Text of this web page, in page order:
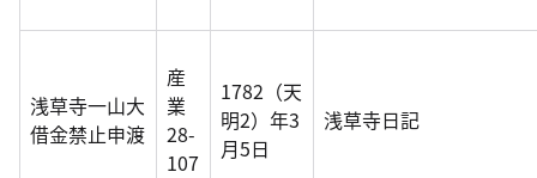
浅草寺一山大
借金禁止申渡
産
業
28-
107
1782（天
明2）年3
月5日
浅草寺日記